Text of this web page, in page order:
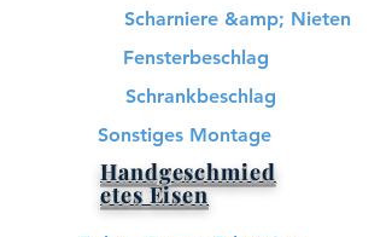
Scharniere &amp; Nieten
Fensterbeschlag
Schrankbeschlag
Sonstiges Montage
Handgeschmied
etes Eisen